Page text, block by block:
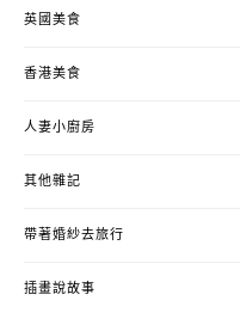
英國美食
香港美食
人妻小廚房
其他雜記
帶著婚紗去旅行
插畫說故事